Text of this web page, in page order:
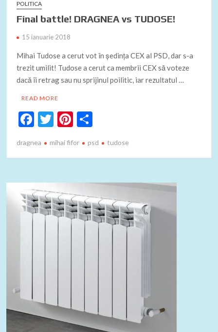
POLITICA
Final battle! DRAGNEA vs TUDOSE!
15 ianuarie 2018
Mihai Tudose a cerut vot în ședința CEX al PSD, dar s-a
trezit umilit! Tudose a cerut ca membrii CEX să voteze
dacă îi retrag sau nu sprijinul poilitic, iar rezultatul …
READ MORE
F
e
o
o
k
T
itt
Pi
er
t
ta
az
ă
dragnea mihai fifor psd tudose